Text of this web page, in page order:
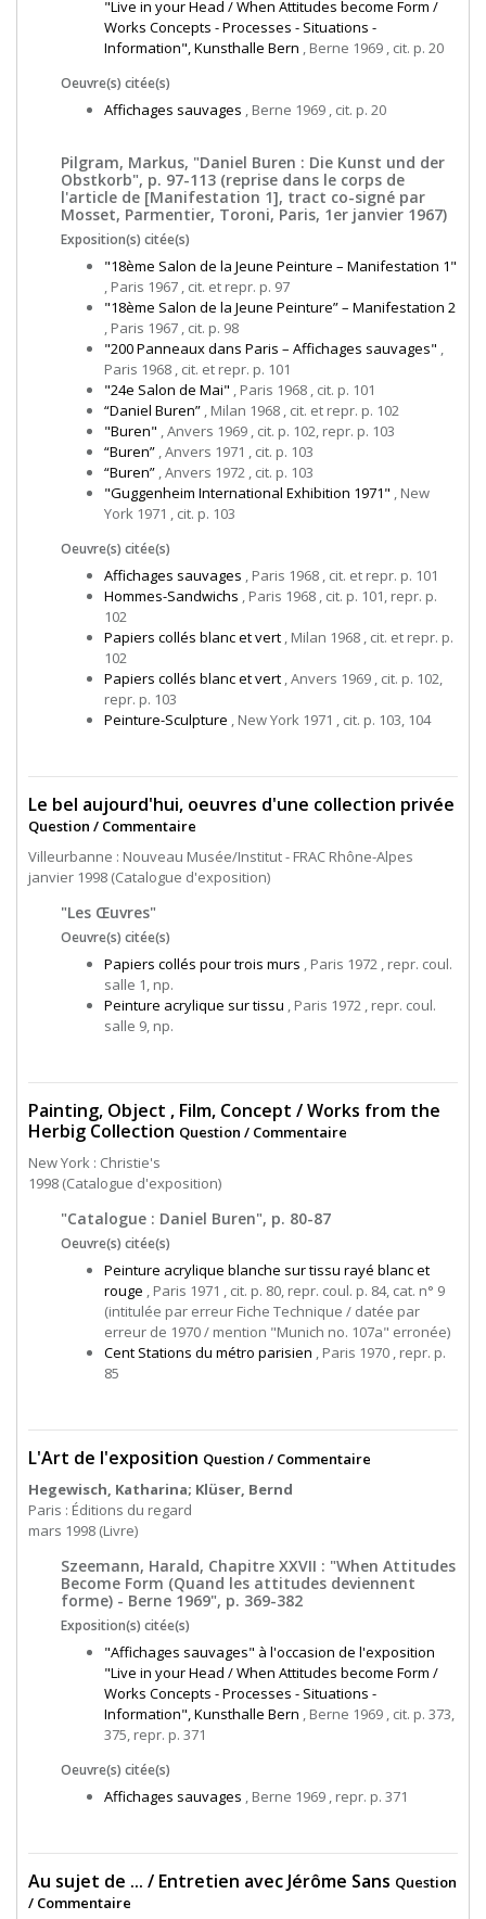
"Live in your Head / When Attitudes become Form /
Works Concepts - Processes - Situations -
Information", Kunsthalle Bern , Berne 1969 , cit. p. 20
Oeuvre(s) citée(s)
Affichages sauvages , Berne 1969 , cit. p. 20
Pilgram, Markus, "Daniel Buren : Die Kunst und der
Obstkorb", p. 97-113 (reprise dans le corps de
l'article de [Manifestation 1], tract co-signé par
Mosset, Parmentier, Toroni, Paris, 1er janvier 1967)
Exposition(s) citée(s)
"18ème Salon de la Jeune Peinture – Manifestation 1"
, Paris 1967 , cit. et repr. p. 97
"18ème Salon de la Jeune Peinture” – Manifestation 2
, Paris 1967 , cit. p. 98
"200 Panneaux dans Paris – Affichages sauvages" ,
Paris 1968 , cit. et repr. p. 101
"24e Salon de Mai" , Paris 1968 , cit. p. 101
“Daniel Buren” , Milan 1968 , cit. et repr. p. 102
"Buren" , Anvers 1969 , cit. p. 102, repr. p. 103
“Buren” , Anvers 1971 , cit. p. 103
“Buren” , Anvers 1972 , cit. p. 103
"Guggenheim International Exhibition 1971" , New
York 1971 , cit. p. 103
Oeuvre(s) citée(s)
Affichages sauvages , Paris 1968 , cit. et repr. p. 101
Hommes-Sandwichs , Paris 1968 , cit. p. 101, repr. p.
102
Papiers collés blanc et vert , Milan 1968 , cit. et repr. p.
102
Papiers collés blanc et vert , Anvers 1969 , cit. p. 102,
repr. p. 103
Peinture-Sculpture , New York 1971 , cit. p. 103, 104
Le bel aujourd'hui, oeuvres d'une collection privée
Question / Commentaire
Villeurbanne : Nouveau Musée/Institut - FRAC Rhône-Alpes
janvier 1998 (Catalogue d'exposition)
"Les Œuvres"
Oeuvre(s) citée(s)
Papiers collés pour trois murs , Paris 1972 , repr. coul.
salle 1, np.
Peinture acrylique sur tissu , Paris 1972 , repr. coul.
salle 9, np.
Painting, Object , Film, Concept / Works from the
Herbig Collection Question / Commentaire
New York : Christie's
1998 (Catalogue d'exposition)
"Catalogue : Daniel Buren", p. 80-87
Oeuvre(s) citée(s)
Peinture acrylique blanche sur tissu rayé blanc et
rouge , Paris 1971 , cit. p. 80, repr. coul. p. 84, cat. n° 9
(intitulée par erreur Fiche Technique / datée par
erreur de 1970 / mention "Munich no. 107a" erronée)
Cent Stations du métro parisien , Paris 1970 , repr. p.
85
L'Art de l'exposition Question / Commentaire
Hegewisch, Katharina; Klüser, Bernd
Paris : Éditions du regard
mars 1998 (Livre)
Szeemann, Harald, Chapitre XXVII : "When Attitudes
Become Form (Quand les attitudes deviennent
forme) - Berne 1969", p. 369-382
Exposition(s) citée(s)
"Affichages sauvages" à l'occasion de l'exposition
"Live in your Head / When Attitudes become Form /
Works Concepts - Processes - Situations -
Information", Kunsthalle Bern , Berne 1969 , cit. p. 373,
375, repr. p. 371
Oeuvre(s) citée(s)
Affichages sauvages , Berne 1969 , repr. p. 371
Au sujet de ... / Entretien avec Jérôme Sans Question
/ Commentaire